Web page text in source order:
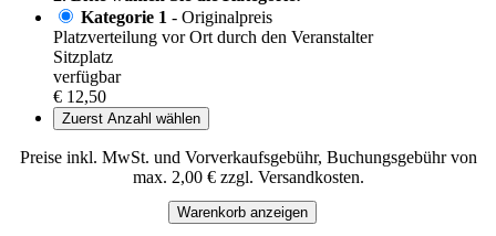
Kategorie 1 - Originalpreis
Platzverteilung vor Ort durch den Veranstalter
Sitzplatz
verfügbar
€ 12,50
Zuerst Anzahl wählen
Preise inkl. MwSt. und Vorverkaufsgebühr, Buchungsgebühr von
max. 2,00 € zzgl. Versandkosten.
Warenkorb anzeigen